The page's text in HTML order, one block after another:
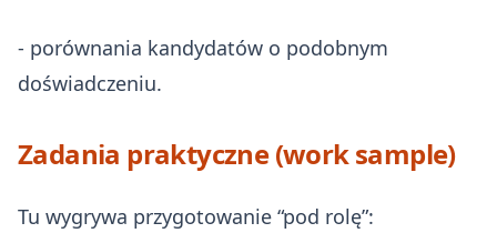
- porównania kandydatów o podobnym
doświadczeniu.
Zadania praktyczne (work sample)
Tu wygrywa przygotowanie “pod rolę”: